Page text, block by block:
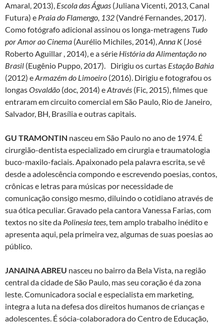
Amaral, 2013), Escola das Águas (Juliana Vicenti, 2013, Canal
Futura) e Praia do Flamengo, 132 (Vandré Fernandes, 2017).
Como fotógrafo adicional assinou os longa-metragens Tudo
por Amor ao Cinema (Aurélio Michiles, 2014),Anna K(José
Roberto Aguillar , 2014), e a série História da Alimentação no
Brasil (Eugênio Puppo, 2017). Dirigiu os curtas Estação Bahia
(2012) eArmazém do Limoeiro (2016). Dirigiu e fotografou os
longasOsvaldão (doc, 2014) eAtravés (Fic, 2015), filmes que
entraram em circuito comercial em São Paulo, Rio de Janeiro,
Salvador, BH, Brasília e outras capitais.
GU TRAMONTIN nasceu em São Paulo no ano de 1974. É
cirurgião-dentista especializado em cirurgia e traumatologia
buco-maxilo-faciais. Apaixonado pela palavra escrita, se vê
desde a adolescência compondo e escrevendo poesias, contos,
crônicas e letras para músicas por necessidade de
comunicação consigo mesmo, diluindo o cotidiano através de
sua ótica peculiar. Gravado pela cantora Vanessa Farias, com
textos no site da Polinesia tees, tem amplo trabalho inédito e
apresenta aqui, pela primeira vez, algumas de suas poesias ao
público.
JANAINA ABREU nasceu no bairro da Bela Vista, na região
central da cidade de São Paulo, mas seu coração é da zona
leste. Comunicadora social e especialista em marketing,
integra a luta na defesa dos direitos humanos de crianças e
adolescentes. É sócia-colaboradora do Centro de Educação,